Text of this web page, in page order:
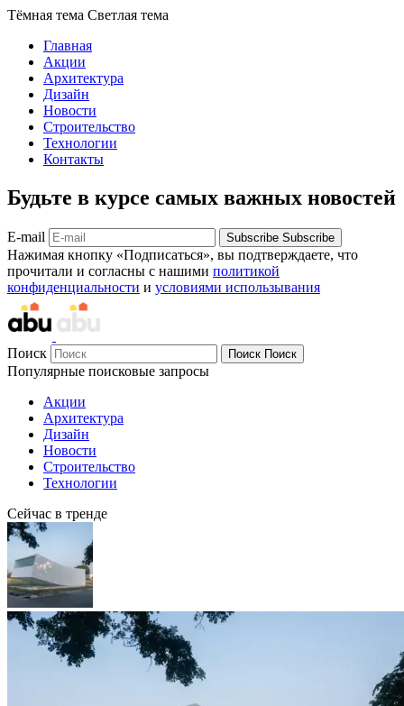
Тёмная тема Светлая тема
Главная
Акции
Архитектура
Дизайн
Новости
Строительство
Технологии
Контакты
Будьте в курсе самых важных новостей
E-mail Subscribe Subscribe
Нажимая кнопку «Подписаться», вы подтверждаете, что
прочитали и согласны с нашими политикой
конфиденциальности и условиями использывания
Поиск Поиск Поиск
Популярные поисковые запросы
Акции
Архитектура
Дизайн
Новости
Строительство
Технологии
Сейчас в тренде